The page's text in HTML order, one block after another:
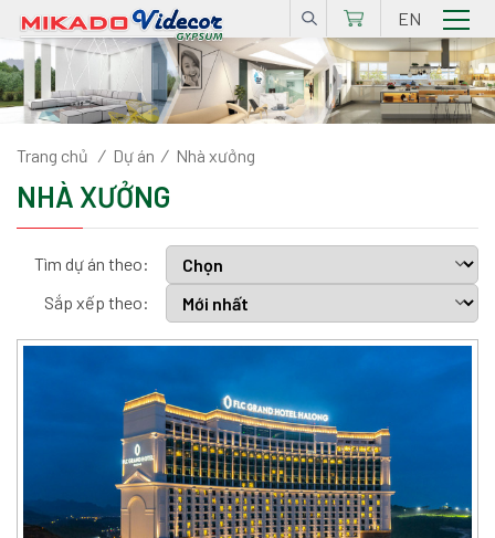
EN
Trang chủ / Dự án / Nhà xưởng
NHÀ XƯỞNG
Tìm dự án theo:
Sắp xếp theo: